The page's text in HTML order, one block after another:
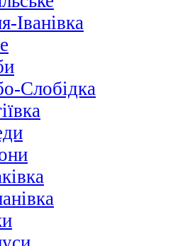
Іванівка
Слобідка